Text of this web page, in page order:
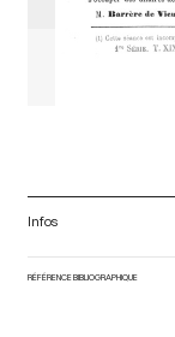
Infos
RÉFÉRENCE BIBLIOGRAPHIQUE